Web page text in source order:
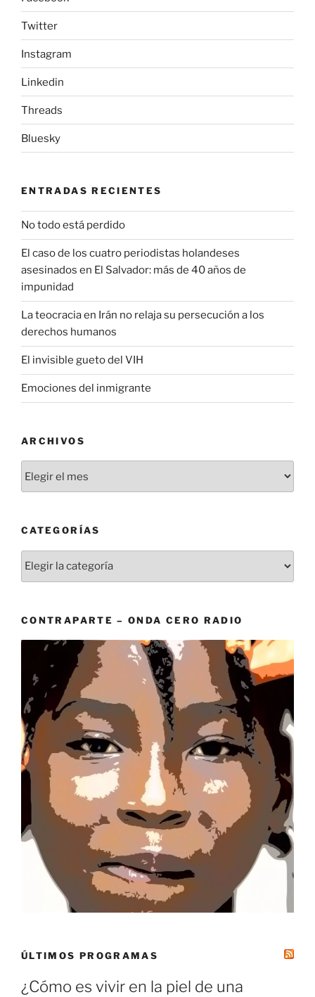
Twitter
Instagram
Linkedin
Threads
Bluesky
ENTRADAS RECIENTES
No todo está perdido
El caso de los cuatro periodistas holandeses
asesinados en El Salvador: más de 40 años de
impunidad
La teocracia en Irán no relaja su persecución a los
derechos humanos
El invisible gueto del VIH
Emociones del inmigrante
ARCHIVOS
CATEGORÍAS
CONTRAPARTE – ONDA CERO RADIO
ÚLTIMOS PROGRAMAS
¿Cómo es vivir en la piel de una